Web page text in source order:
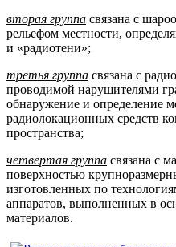
вторая группа связана с
рельефом местности,
и «радиотени»;
третья группа связана с
проводимой нарушителями
обнаружение и определение
радиолокационных средств
пространства;
четвертая группа связана с
поверхностью
изготовленных по
аппаратов, выполненных в
материалов.